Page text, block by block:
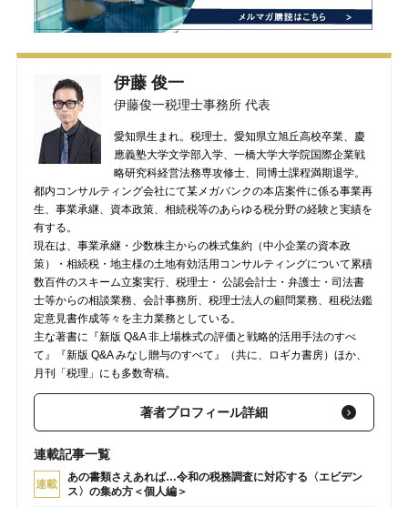
伊藤 俊一
伊藤俊一税理士事務所 代表
愛知県生まれ。税理士。愛知県立旭丘高校卒業、慶
應義塾大学文学部入学、一橋大学大学院国際企業戦
略研究科経営法務専攻修士、同博士課程満期退学。
都内コンサルティング会社にて某メガバンクの本店案件に係る事業再
生、事業承継、資本政策、相続税等のあらゆる税分野の経験と実績を
有する。
現在は、事業承継・少数株主からの株式集約（中小企業の資本政
策）・相続税・地主様の土地有効活用コンサルティングについて累積
数百件のスキーム立案実行、税理士・ 公認会計士・弁護士・司法書
士等からの相談業務、会計事務所、税理士法人の顧問業務、租税法鑑
定意見書作成等々を主力業務としている。
主な著書に『新版 Q&A 非上場株式の評価と戦略的活用手法のすべ
て』『新版 Q&A みなし贈与のすべて』（共に、ロギカ書房）ほか、
月刊「税理」にも多数寄稿。
著者プロフィール詳細
連載記事一覧
連載
あの書類さえあれば…令和の税務調査に対応する〈エビデン
ス〉の集め方＜個人編＞